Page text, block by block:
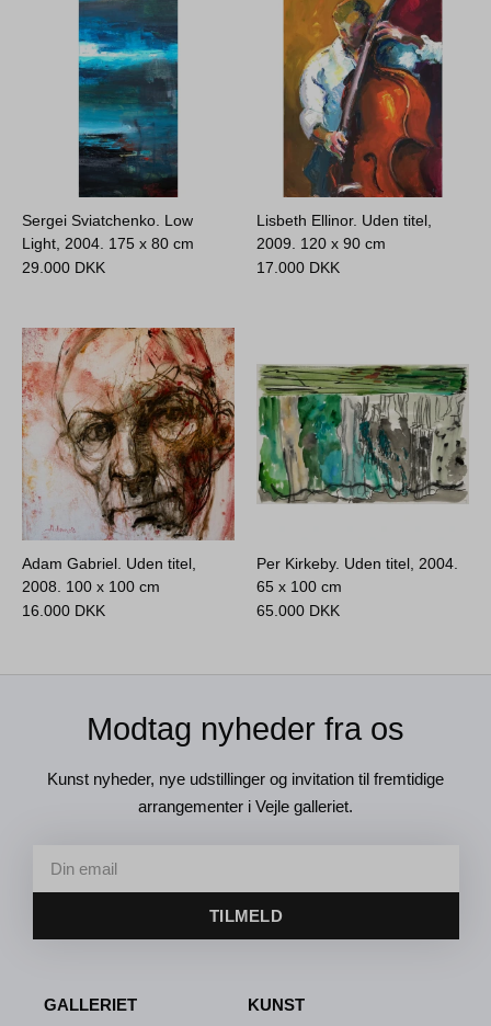
Sergei Sviatchenko. Low
Light, 2004. 175 x 80 cm
29.000 DKK
Lisbeth Ellinor. Uden titel,
2009. 120 x 90 cm
17.000 DKK
Adam Gabriel. Uden titel,
2008. 100 x 100 cm
16.000 DKK
Per Kirkeby. Uden titel, 2004.
65 x 100 cm
65.000 DKK
Modtag nyheder fra os
Kunst nyheder, nye udstillinger og invitation til fremtidige
arrangementer i Vejle galleriet.
TILMELD
GALLERIET
KUNST